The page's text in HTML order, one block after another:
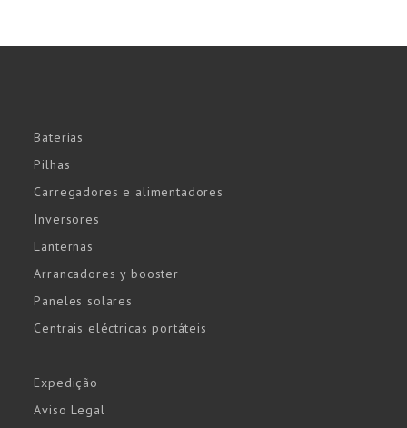
Baterias
Pilhas
Carregadores e alimentadores
Inversores
Lanternas
Arrancadores y booster
Paneles solares
Centrais eléctricas portáteis
Expedição
Aviso Legal